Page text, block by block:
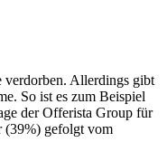
verdorben. Allerdings gibt
So ist es zum Beispiel
der Offerista Group für
(39%) gefolgt vom